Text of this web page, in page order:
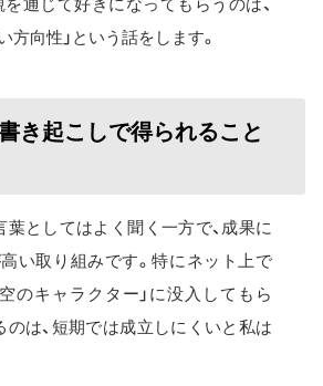
方向性」という話をします。
き起こしで得られること
葉としてはよく聞く一方で、成果に
い取り組みです。特にネット上で
空のキャラクター」に没入してもら
のは、短期では成立しにくいと私は